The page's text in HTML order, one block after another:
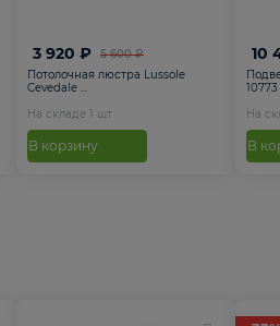
5 600 ₽
3 920 ₽
Потолочная люстра Lussole
Cevedale ...
На складе 1 шт
В корзину
10
10773
На
В